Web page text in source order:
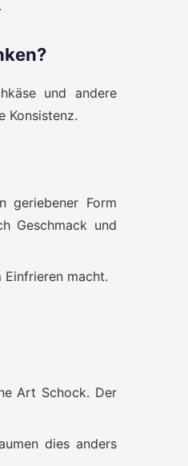
und andere
Konsistenz.
geriebener Form
Geschmack und
Einfrieren macht.
Art Schock. Der
dies anders